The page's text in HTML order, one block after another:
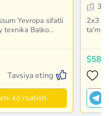
ta'mirlash Mebel va maishiy texnika Balko…
Tavsiya eting
ko'rsatish
3
2x3